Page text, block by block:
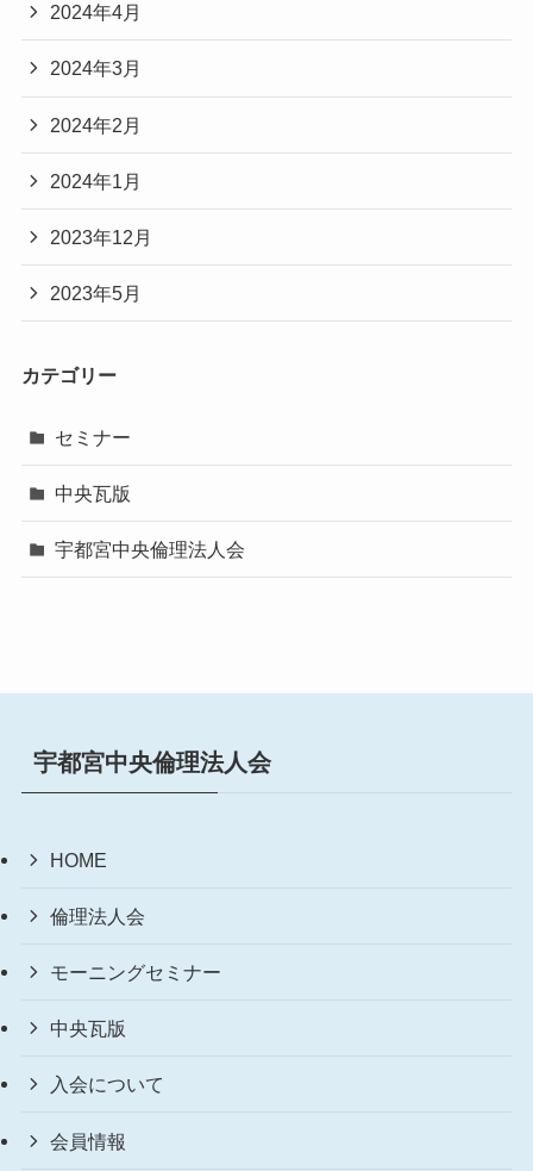
2024年4月
2024年3月
2024年2月
2024年1月
2023年12月
2023年5月
カテゴリー
セミナー
中央瓦版
宇都宮中央倫理法人会
宇都宮中央倫理法人会
HOME
倫理法人会
モーニングセミナー
中央瓦版
入会について
会員情報